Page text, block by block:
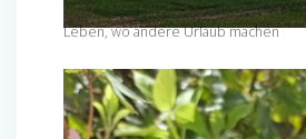
Leben, wo andere Urlaub machen